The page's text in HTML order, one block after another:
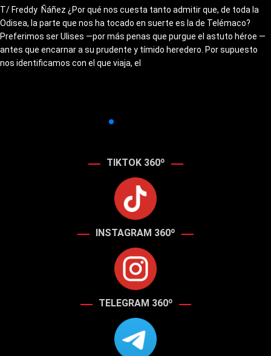
T/ Freddy Ñáñez ¿Por qué nos cuesta tanto admitir que, de toda la
Odisea, la parte que nos ha tocado en suerte es la de Telémaco?
Preferimos ser Ulises —por más penas que purgue el astuto héroe —
antes que encarnar a su prudente y tímido heredero. Por supuesto
nos identificamos con el que viaja, el
TIKTOK 360º
INSTAGRAM 360º
TELEGRAM 360º